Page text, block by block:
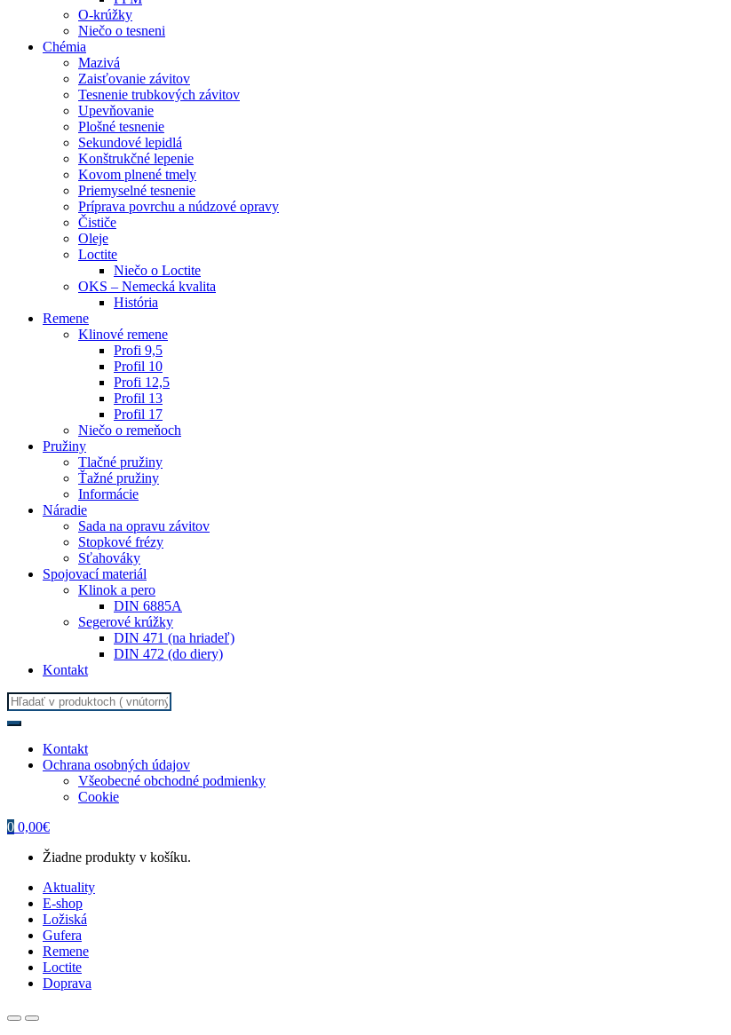
O-krúžky
Niečo o tesneni
Chémia
Mazivá
Zaisťovanie závitov
Tesnenie trubkových závitov
Upevňovanie
Plošné tesnenie
Sekundové lepidlá
Konštrukčné lepenie
Kovom plnené tmely
Priemyselné tesnenie
Príprava povrchu a núdzové opravy
Čističe
Oleje
Loctite
Niečo o Loctite
OKS – Nemecká kvalita
História
Remene
Klinové remene
Profi 9,5
Profil 10
Profi 12,5
Profil 13
Profil 17
Niečo o remeňoch
Pružiny
Tlačné pružiny
Ťažné pružiny
Informácie
Náradie
Sada na opravu závitov
Stopkové frézy
Sťahováky
Spojovací materiál
Klinok a pero
DIN 6885A
Segerové krúžky
DIN 471 (na hriadeľ)
DIN 472 (do diery)
Kontakt
Search
for:
Kontakt
Ochrana osobných údajov
Všeobecné obchodné podmienky
Cookie
0 0,00€
Žiadne produkty v košíku.
Aktuality
E-shop
Ložiská
Gufera
Remene
Loctite
Doprava